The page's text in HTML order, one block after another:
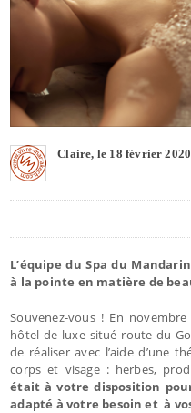
Claire, le 18 février 2020
L’équipe du Spa du
à la pointe en matière de
Souvenez-vous ! En
hôtel de luxe situé route du
de réaliser avec l’aide d’une
corps et visage : herbes,
était à votre disposition
adapté à votre besoin et à